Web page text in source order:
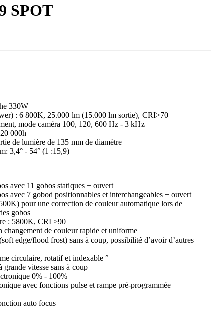
SPOT
330W
: 6 800K, 25.000 lm (15.000 lm sortie), CRI>70
mode caméra 100, 120, 600 Hz - 3 kHz
000h
de lumière de 135 mm de diamètre
3,4° - 54° (1 :15,9)
avec 11 gobos statiques + ouvert
avec 7 gobod positionnables et interchangeables + ouvert
pour une correction de couleur automatique lors de
gobos
: 5800K, CRI >90
de couleur rapide et uniforme
edge/flood frost) sans à coup, possibilité d’avoir d’autres
circulaire, rotatif et indexable °
grande vitesse sans à coup
0% - 100%
avec fonctions pulse et rampe pré-programmée
auto focus